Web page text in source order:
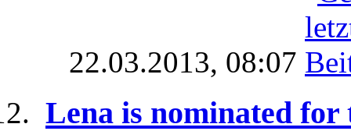
22.03.2013, 08:07
Lena is nominated